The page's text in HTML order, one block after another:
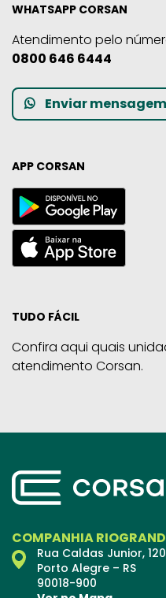
WHATSAPP CORSAN
Atendimento pelo
0800 646 6444
Enviar mensagem
APP CORSAN
TUDO FÁCIL
Confira aqui quais
atendimento Corsan.
COMPANHIA
Rua Caldas Junior,
Porto Alegre – RS
90018-900